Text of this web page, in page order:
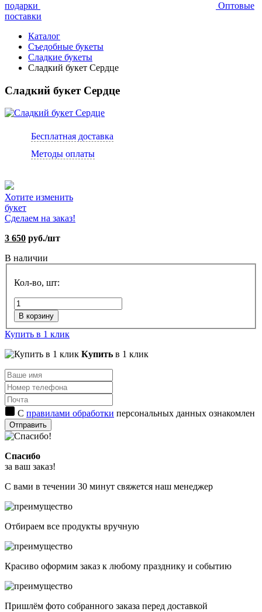
подарки
Оптовые
поставки
Каталог
Съедобные букеты
Сладкие букеты
Сладкий букет Сердце
Сладкий букет Сердце
Бесплатная доставка
Методы оплаты
Хотите изменить
букет
Сделаем на заказ!
3 650 руб./шт
В наличии
Кол-во, шт:
В корзину
Купить в 1 клик
Купить в 1 клик
С правилами обработки персональных данных ознакомлен
Отправить
Спасибо
за ваш заказ!
С вами в течении 30 минут свяжется наш менеджер
Отбираем все продукты вручную
Красиво оформим заказ к любому празднику и событию
Пришлём фото собранного заказа перед доставкой